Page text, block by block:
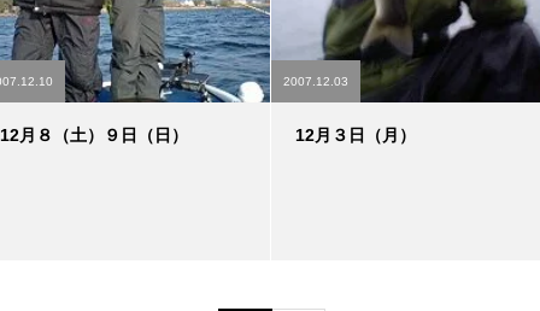
12月８（土）９日（日）
2007.12.03
12月３日（月）